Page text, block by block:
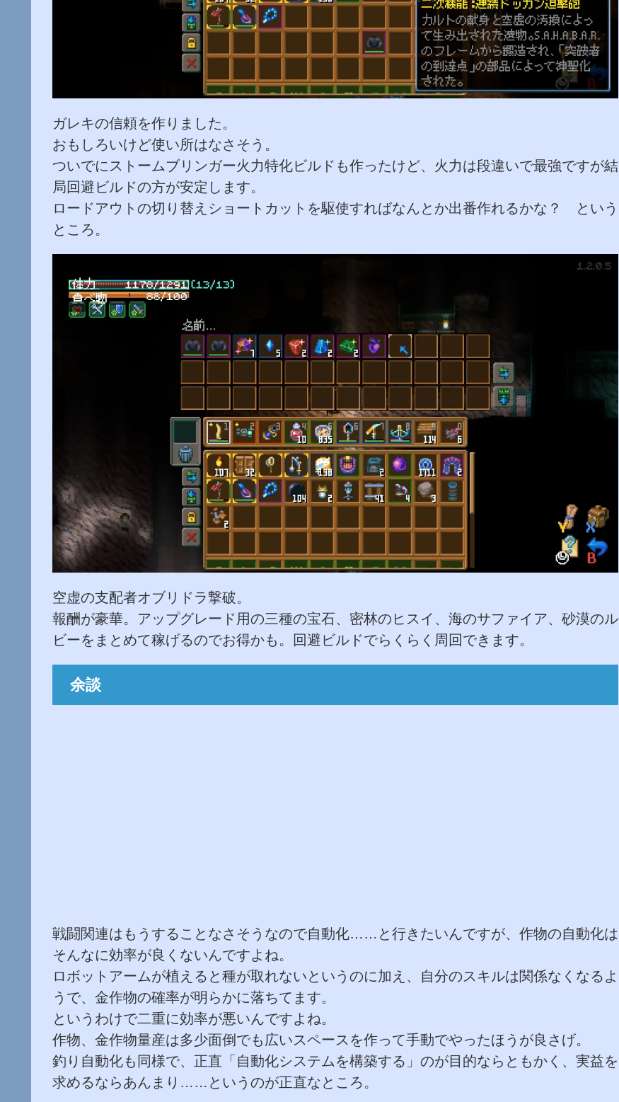
ガレキの信頼を作りました。
おもしろいけど使い所はなさそう。
ついでにストームブリンガー火力特化ビルドも作ったけど、火力は段違いで最強ですが結
局回避ビルドの方が安定します。
ロードアウトの切り替えショートカットを駆使すればなんとか出番作れるかな？ という
ところ。
空虚の支配者オブリドラ撃破。
報酬が豪華。アップグレード用の三種の宝石、密林のヒスイ、海のサファイア、砂漠のル
ビーをまとめて稼げるのでお得かも。回避ビルドでらくらく周回できます。
余談
戦闘関連はもうすることなさそうなので自動化……と行きたいんですが、作物の自動化は
そんなに効率が良くないんですよね。
ロボットアームが植えると種が取れないというのに加え、自分のスキルは関係なくなるよ
うで、金作物の確率が明らかに落ちてます。
というわけで二重に効率が悪いんですよね。
作物、金作物量産は多少面倒でも広いスペースを作って手動でやったほうが良さげ。
釣り自動化も同様で、正直「自動化システムを構築する」のが目的ならともかく、実益を
求めるならあんまり……というのが正直なところ。